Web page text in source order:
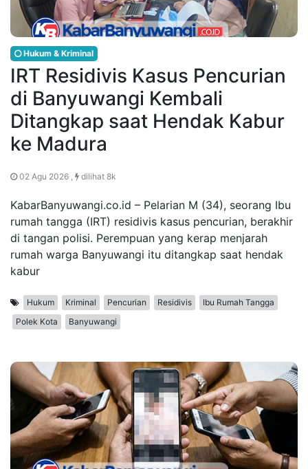
Hukum & Kriminal
IRT Residivis Kasus Pencurian
di Banyuwangi Kembali
Ditangkap saat Hendak Kabur
ke Madura
02 Agu 2026 , dilihat 8k
KabarBanyuwangi.co.id – Pelarian M (34), seorang Ibu
rumah tangga (IRT) residivis kasus pencurian, berakhir
di tangan polisi. Perempuan yang kerap menjarah
rumah warga Banyuwangi itu ditangkap saat hendak
kabur
Hukum Kriminal Pencurian Residivis
Ibu Rumah Tangga
Polek Kota
Banyuwangi